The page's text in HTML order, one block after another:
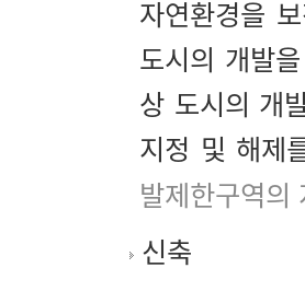
자연환경을
도시의 개발
상 도시의 개
지정 및 해제
발제한구역
신축